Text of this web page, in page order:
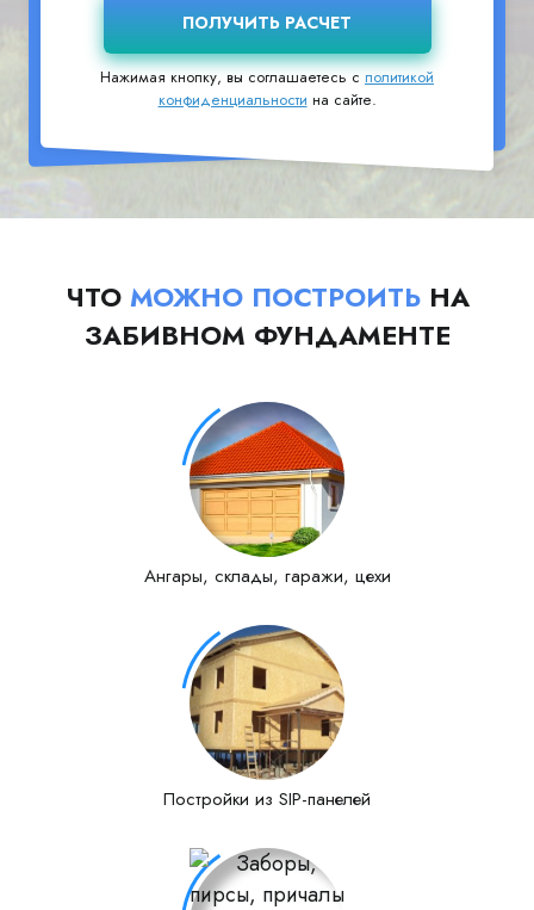
Нажимая кнопку, вы соглашаетесь сполитикой
конфиденциальности на сайте.
ЧТО МОЖНО ПОСТРОИТЬНА
ЗАБИВНОМ ФУНДАМЕНТЕ
Ангары, склады, гаражи, цехи
Постройки из SIP-панелей